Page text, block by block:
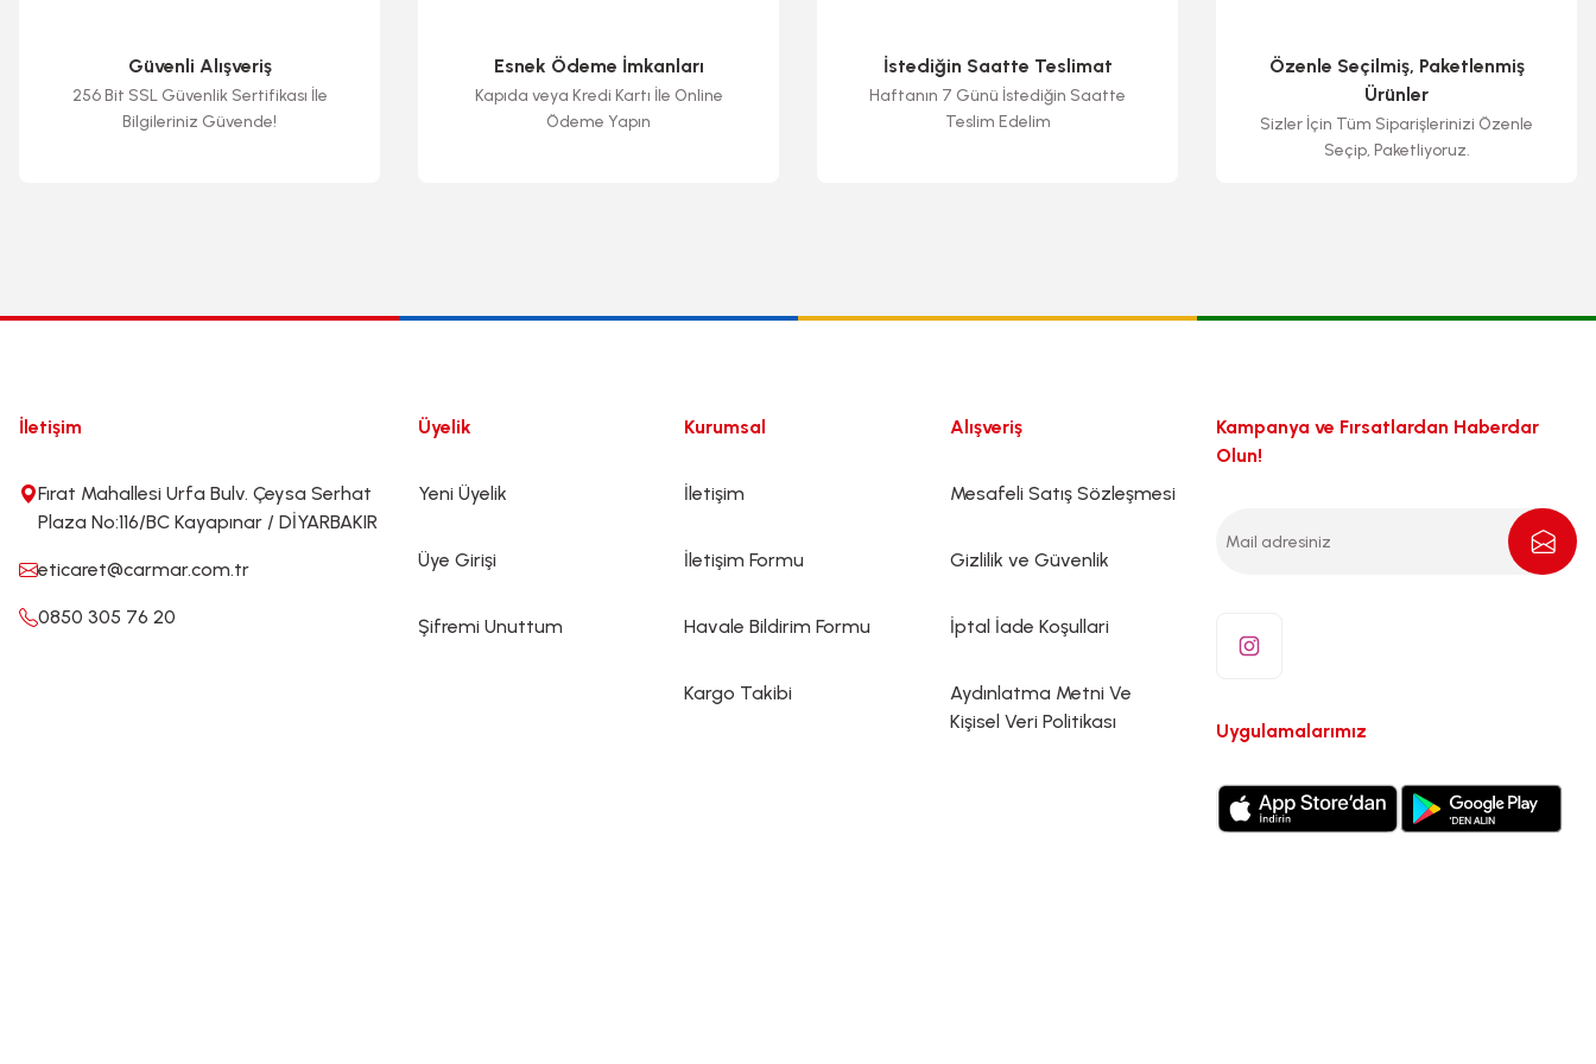
Bu ürüne benzer farklı alternatifler olmalı.
Güvenli Alışveriş
256 Bit SSL Güvenlik Sertifikası İle
Bilgileriniz Güvende!
Esnek Ödeme İmkanları
Kapıda veya Kredi Kartı İle Online
Ödeme Yapın
İstediğin Saatte Teslimat
Haftanın 7 Günü İstediğin Saatte
Teslim Edelim
Özenle Seçilmiş, Paketlenmiş
Ürünler
Sizler İçin Tüm Siparişlerinizi Özenle
Seçip, Paketliyoruz.
İletişim
Fırat Mahallesi Urfa Bulv. Çeysa Serhat
Plaza No:116/BC Kayapınar / DİYARBAKIR
eticaret@carmar.com.tr
0850 305 76 20
Üyelik
Yeni Üyelik
Üye Girişi
Şifremi Unuttum
Kurumsal
İletişim
İletişim Formu
Havale Bildirim Formu
Kargo Takibi
Alışveriş
Mesafeli Satış Sözleşmesi
Gizlilik ve Güvenlik
İptal İade Koşullari
Aydınlatma Metni Ve
Kişisel Veri Politikası
Kampanya ve Fırsatlardan Haberdar
Olun!
Uygulamalarımız